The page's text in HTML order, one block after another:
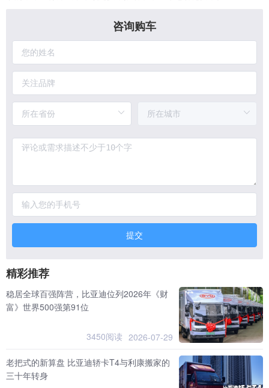
咨询购车
提交
精彩推荐
稳居全球百强阵营，比亚迪位列2026年《财
富》世界500强第91位
3450阅读 2026-07-29
老把式的新算盘 比亚迪轿卡T4与利康搬家的
三十年转身